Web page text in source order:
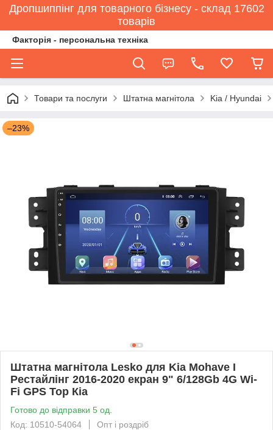
Дропшиппінг для товарного бізнесу - склад 17602
товарів
Факторія - персональна техніка
Товари та послуги Штатна магнітола Kia / Hyundai
–23%
Штатна магнітола Lesko для Kia Mohave I
Рестайлінг 2016-2020 екран 9" 6/128Gb 4G Wi-
Fi GPS Top Кіа
Готово до відправки 5 од.
Код: 10510-54064
Опт і роздріб